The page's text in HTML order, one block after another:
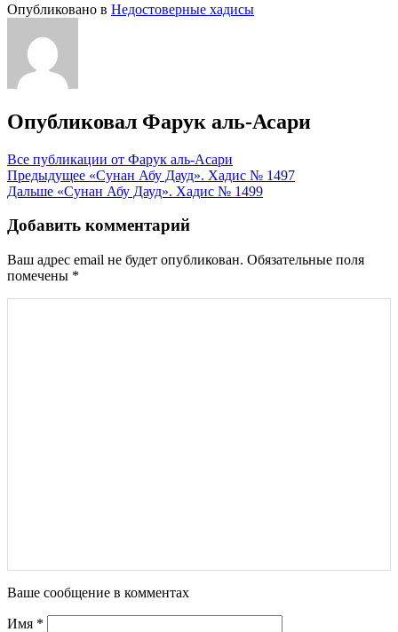
Опубликовано в Недостоверные хадисы
Опубликовал Фарук аль-Асари
Все публикации от Фарук аль-Асари
Навигация
по
записям
Предыдущее «Сунан Абу Дауд». Хадис № 1497
Дальше «Сунан Абу Дауд». Хадис № 1499
Добавить комментарий
Ваш адрес email не будет опубликован. Обязательные поля
помечены *
Ваше сообщение в комментах
Имя *